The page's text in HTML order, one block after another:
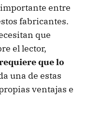
entre
fabricantes.
que
el lector,
que lo
una de estas
ventajas e